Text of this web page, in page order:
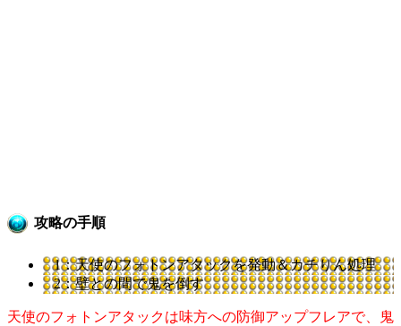
攻略の手順
1：天使のフォトンアタックを発動＆カチりん処理
2：壁との間で鬼を倒す
天使のフォトンアタックは味方への防御アップフレアで、鬼